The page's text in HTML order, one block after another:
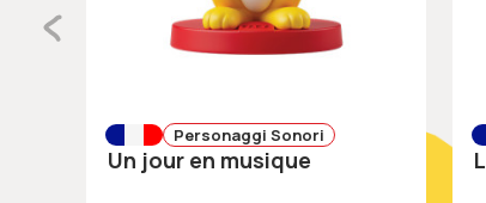
Personaggi Sonori
Un jour en musique